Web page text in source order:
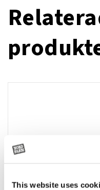
This website uses